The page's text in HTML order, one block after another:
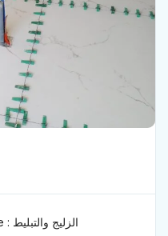
Zellige - carrelage - mosaïque : الزليج والتبليط